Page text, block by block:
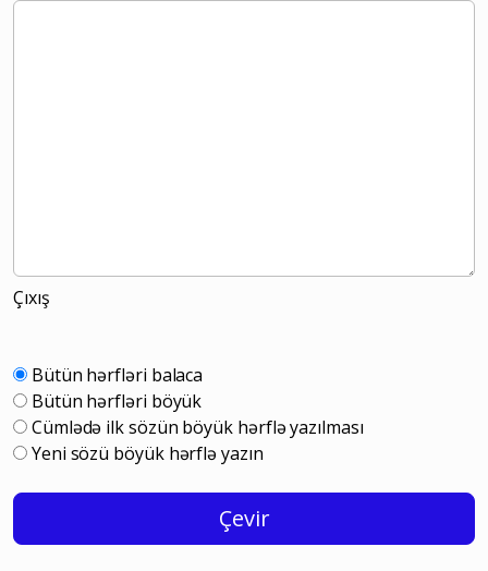
Çıxış
Bütün hərfləri balaca
Bütün hərfləri böyük
Cümlədə ilk sözün böyük hərflə yazılması
Yeni sözü böyük hərflə yazın
Çevir